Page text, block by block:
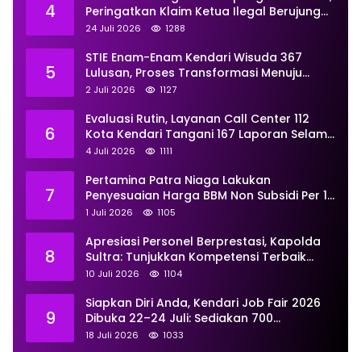
4
Peringatkan Klaim Ketua Ilegal Berujung
Proses Hukum
24 Juli 2026 1288
5
STIE Enam-Enam Kendari Wisuda 367
Lulusan, Proses Transformasi Menuju
Universitas Resmi Diterima
2 Juli 2026 1127
6
Evaluasi Rutin, Layanan Call Center 112
Kota Kendari Tangani 167 Laporan Selama
Juni
4 Juli 2026 1111
7
Pertamina Patra Niaga Lakukan
Penyesuaian Harga BBM Non Subsidi Per 1
Juli 2026, Berikut Rinciannya
1 Juli 2026 1105
8
Apresiasi Personel Berprestasi, Kapolda
Sultra: Tunjukkan Kompetensi Terbaik
untuk Masyarakat
10 Juli 2026 1104
9
Siapkan Diri Anda, Kendari Job Fair 2026
Dibuka 22–24 Juli: Sediakan 700
Lowongan dari 30 Perusahaan
18 Juli 2026 1033